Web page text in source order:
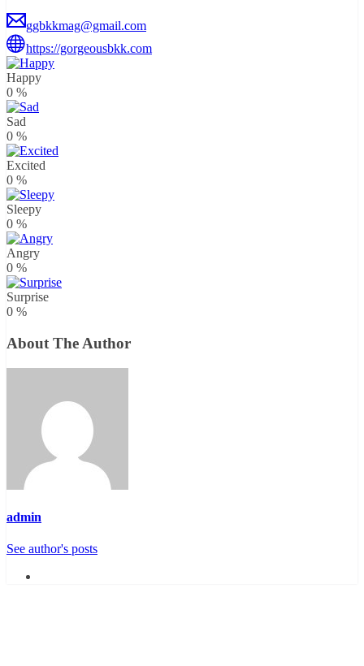
ggbkkmag@gmail.com
https://gorgeousbkk.com
Happy
0 %
Sad
0 %
Excited
0 %
Sleepy
0 %
Angry
0 %
Surprise
0 %
About The Author
admin
See author's posts